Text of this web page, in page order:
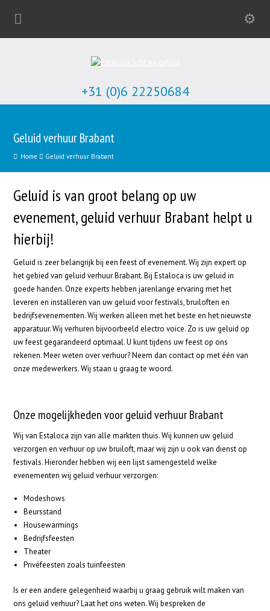
+31 (0)6 22250684
Geluid verhuur Brabant
Home Geluid verhuur Brabant
Geluid is van groot belang op uw
evenement, geluid verhuur Brabant helpt u
hierbij!
Geluid is zeer belangrijk bij een feest of evenement. Wij zijn expert op
het gebied van geluid verhuur Brabant. Bij Estaloca is uw geluid in
goede handen. Onze experts hebben jarenlange ervaring met het
leveren en installeren van uw geluid voor festivals, bruiloften en
bedrijfsevenementen. Wij werken alleen met het beste en het nieuwste
apparatuur. Wij verhuren bijvoorbeeld electro voice. Zo is uw geluid op
uw feest gegarandeerd optimaal. U kunt tijdens uw feest op ons
rekenen. Meer weten over verhuur? Neem dan contact op met één van
onze medewerkers. Wij staan u graag te woord.
Onze mogelijkheden voor geluid verhuur Brabant
Wij van Estaloca zijn van alle markten thuis. Wij kunnen uw geluid
verzorgen en verhuur op uw bruiloft, maar wij zijn u ook van dienst op
festivals. Hieronder hebben wij een lijst samengesteld welke
evenementen wij geluid verhuur verzorgen:
Modeshows
Beursstand
Housewarmings
Bedrijfsfeesten
Theater
Privéfeesten zoals tuinfeesten
Is er een andere gelegenheid waarbij u graag gebruik wilt maken van
ons geluid verhuur? Laat het ons weten. Wij bespreken de